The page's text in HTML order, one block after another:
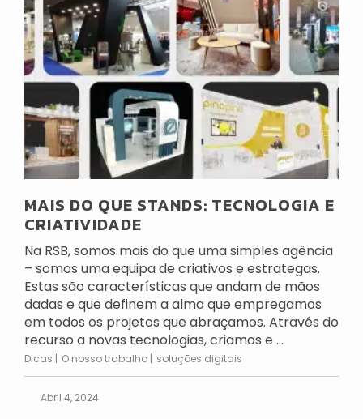
MAIS DO QUE STANDS: TECNOLOGIA E
CRIATIVIDADE
Na RSB, somos mais do que uma simples agência
– somos uma equipa de criativos e estrategas.
Estas são características que andam de mãos
dadas e que definem a alma que empregamos
em todos os projetos que abraçamos. Através do
recurso a novas tecnologias, criamos e ...
Dicas O nosso trabalho soluções digitais
Abril 4, 2024